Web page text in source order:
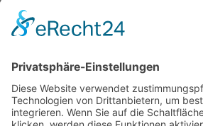
ENTSPANNUNG PUR!
Fallbeschreibung aus der
Fallstudie aus der
Burnout
Fallstudie aus der
Schlafstörungen
Falsches Vorbild!